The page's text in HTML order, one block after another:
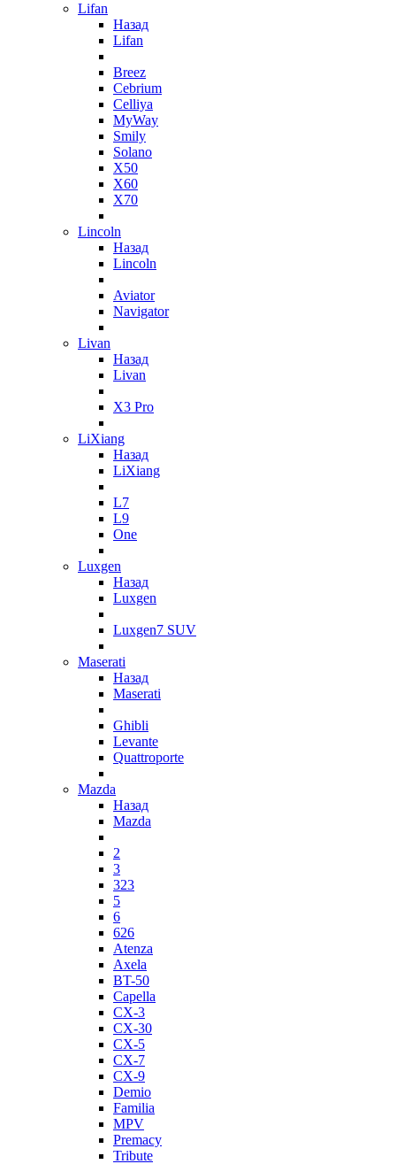
Lifan
Назад
Lifan
Breez
Cebrium
Celliya
MyWay
Smily
Solano
X50
X60
X70
Lincoln
Назад
Lincoln
Aviator
Navigator
Livan
Назад
Livan
X3 Pro
LiXiang
Назад
LiXiang
L7
L9
One
Luxgen
Назад
Luxgen
Luxgen7 SUV
Maserati
Назад
Maserati
Ghibli
Levante
Quattroporte
Mazda
Назад
Mazda
2
3
323
5
6
626
Atenza
Axela
BT-50
Capella
CX-3
CX-30
CX-5
CX-7
CX-9
Demio
Familia
MPV
Premacy
Tribute